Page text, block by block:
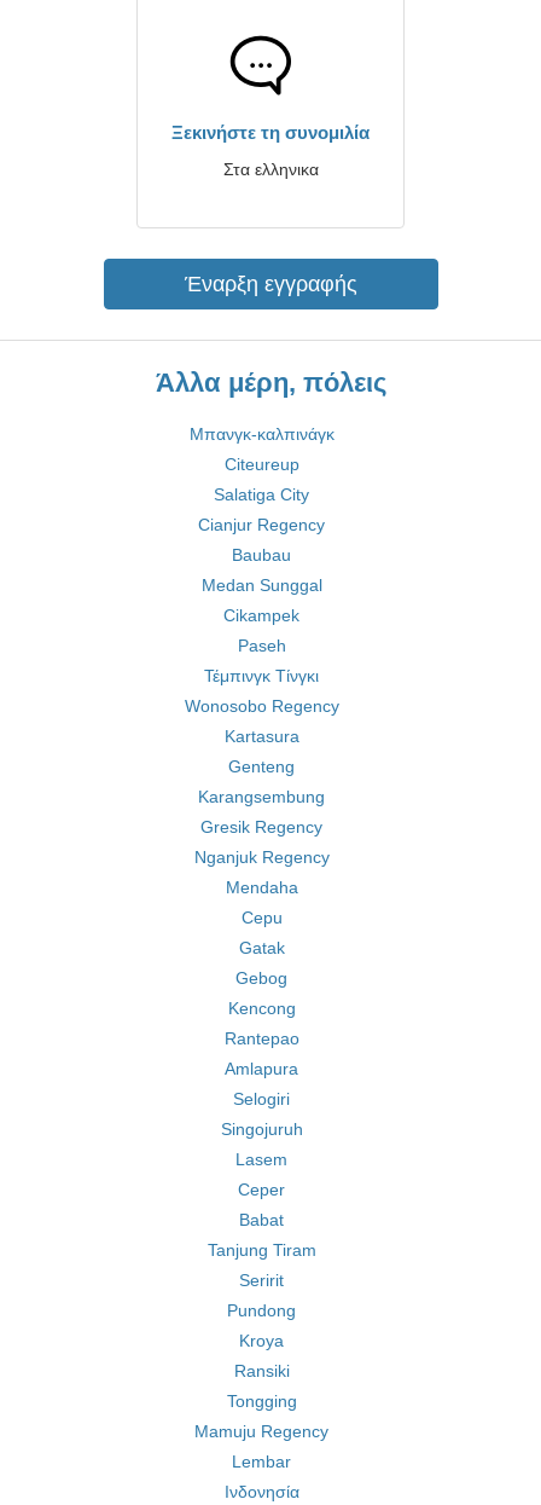
Ξεκινήστε τη συνομιλία
Στα ελληνικα
Έναρξη εγγραφής
Άλλα μέρη, πόλεις
Μπανγκ-καλπινάγκ
Citeureup
Salatiga City
Cianjur Regency
Baubau
Medan Sunggal
Cikampek
Paseh
Τέμπινγκ Τίνγκι
Wonosobo Regency
Kartasura
Genteng
Karangsembung
Gresik Regency
Nganjuk Regency
Mendaha
Cepu
Gatak
Gebog
Kencong
Rantepao
Amlapura
Selogiri
Singojuruh
Lasem
Ceper
Babat
Tanjung Tiram
Seririt
Pundong
Kroya
Ransiki
Tongging
Mamuju Regency
Lembar
Ινδονησία